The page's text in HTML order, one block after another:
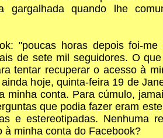
quando lhe
"poucas horas depois foi-me
de sete mil seguidores. O
tentar recuperar o acesso à
hoje, quinta-feira 19 de
minha conta. Para cúmulo,
que podia fazer eram
e estereotipadas. Nenhuma
à minha conta do Facebook?